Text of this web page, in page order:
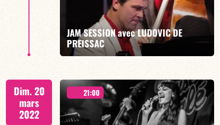
JAM SESSION avec LUDOVIC DE
PREISSAC
et OLIVIER DEFAYS « WEST SIDE » QUINTET
Dim. 20
mars
2022
21:00